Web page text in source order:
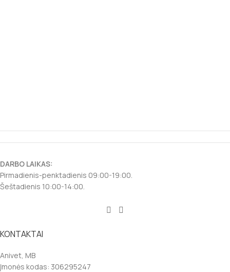
DARBO LAIKAS:
Pirmadienis-penktadienis 09:00-19:00.
Šeštadienis 10:00-14:00.
KONTAKTAI
Anivet, MB
Įmonės kodas: 306295247